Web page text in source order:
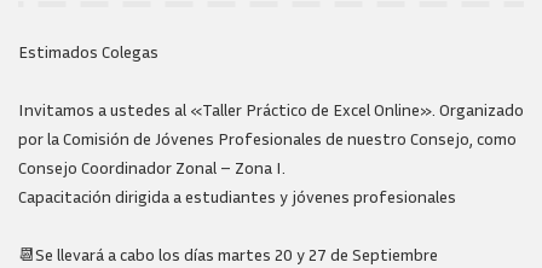
Estimados Colegas
Invitamos a ustedes al «Taller Práctico de Excel Online». Organizado
por la Comisión de Jóvenes Profesionales de nuestro Consejo, como
Consejo Coordinador Zonal – Zona I.
Capacitación dirigida a estudiantes y jóvenes profesionales
📆Se llevará a cabo los días martes 20 y 27 de Septiembre